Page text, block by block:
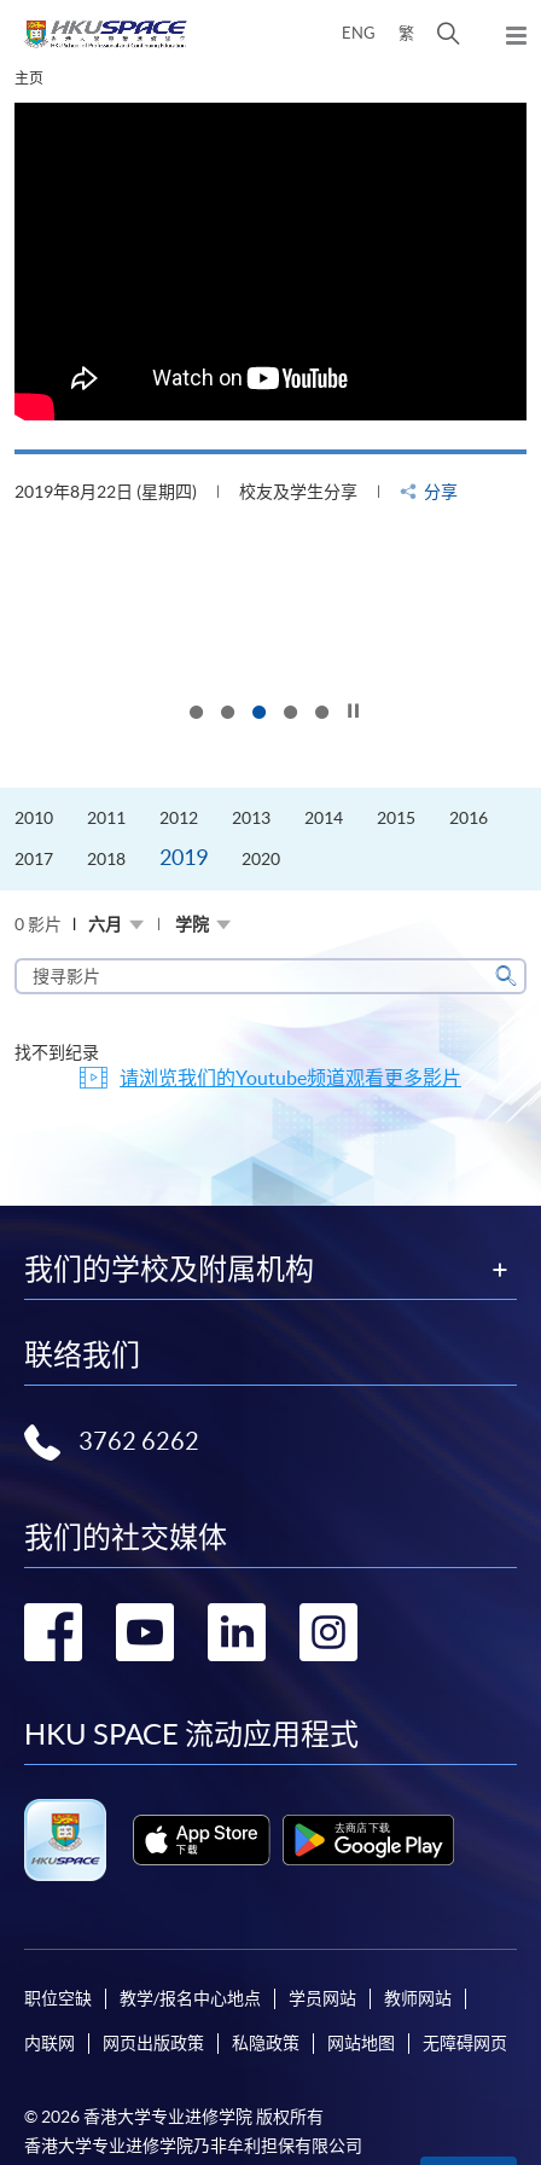
content
ENG 繁
弹
Main
content
主页
2019年8月22日 (星期四) 校友及学生分享 分享
2010 2011 2012 2013 2014 2015 2016
2017 2018 2019 2020
0 影片 六月 学院
搜
寻
片
搜
找不到纪录
请浏览我们的Youtube频道观看更多影片
我们的学校及附属机构
联络我们
3762 6262
我们的社交媒体
转
facebook
转
youtube
转
linkedin
转
HKU SPACE 流动应用程式
职位空缺 教学/报名中心地点 学员网站 教师网站
内联网 网页出版政策 私隐政策 网站地图 无障碍网页
© 2026 香港大学专业进修学院 版权所有
香港大学专业进修学院乃非牟利担保有限公司